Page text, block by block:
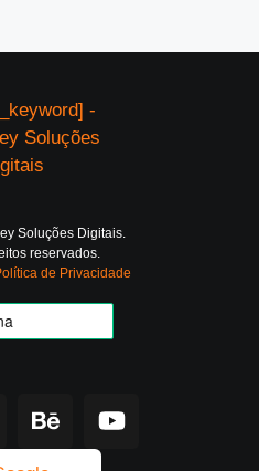
Soluções Digitais.
reservados.
de Privacidade